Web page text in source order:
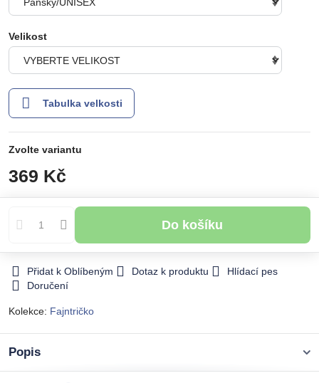
Velikost
Tabulka velkosti
Zvolte variantu
369 Kč
Do košíku
Přidat k Oblíbeným Dotaz k produktu
Hlídací pes
Doručení
Kolekce: Fajntričko
Popis